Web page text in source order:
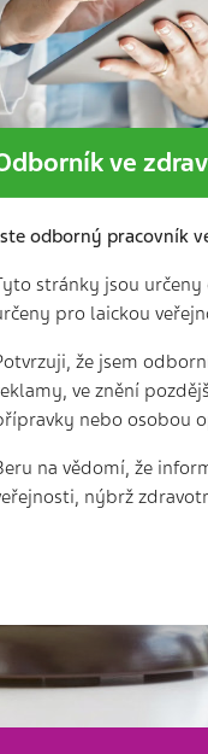
ve
odborný pracovník
stránky jsou
pro laickou
že jsem
ve znění
nebo osobou
na vědomí, že
nýbrž